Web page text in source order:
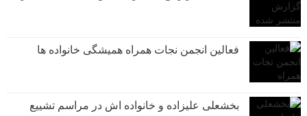
فعالین انجمن نجات همراه همیشگی خانواده ها
بخشعلی علیزاده و خانواده اش در مراسم تشییع